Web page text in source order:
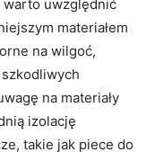
warto uwzględnić
materiałem
na wilgoć,
na materiały
izolację
takie jak piece do